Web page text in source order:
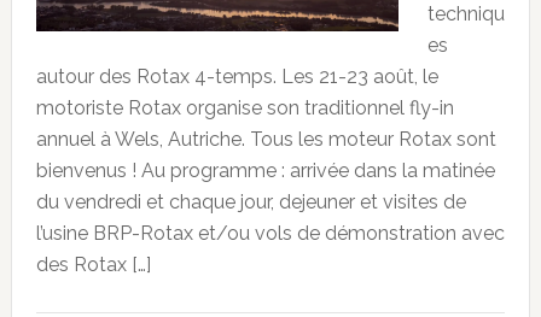
techniqu
es
autour des Rotax 4-temps. Les 21-23 août, le
motoriste Rotax organise son traditionnel fly-in
annuel à Wels, Autriche. Tous les moteur Rotax sont
bienvenus ! Au programme : arrivée dans la matinée
du vendredi et chaque jour, dejeuner et visites de
l’usine BRP-Rotax et/ou vols de démonstration avec
des Rotax […]